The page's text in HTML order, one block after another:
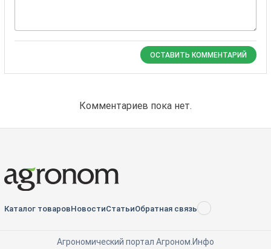
ОСТАВИТЬ КОММЕНТАРИЙ
Комментариев пока нет.
Каталог товаровНовостиСтатьиОбратная связь RSS
Агрономический портал Агроном.Инфо